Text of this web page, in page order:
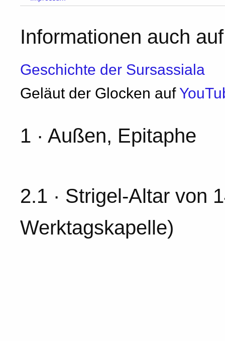
Informationen auch
Geschichte der Sursassiala
Geläut der Glocken auf
1 · Außen, Epitaphe
2.1 · Strigel-Altar von
Werktagskapelle)